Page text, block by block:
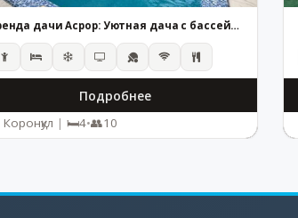
Аренда дачи Асрор: Уютная дача с бассейном в Каранкуле (на 10 человек)
Подробнее
Коронқул | 4• 10